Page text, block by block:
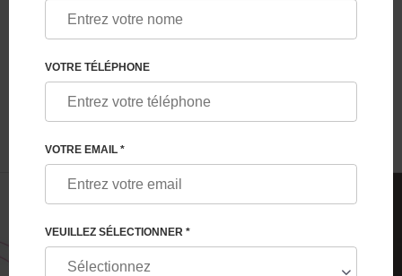
POURQUOI CERTAINES ENTREPRISES
PROPOSENT DES SERVICES DE
MATERNITÉ DE SUBSTITUTION À LEURS
EMPLOYÉS
VOTRE TÉLÉPHONE
VOTRE EMAIL *
VEUILLEZ SÉLECTIONNER *